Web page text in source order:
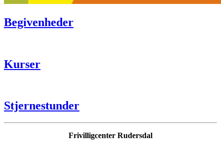
Begivenheder
Kurser
Stjernestunder
Frivilligcenter Rudersdal